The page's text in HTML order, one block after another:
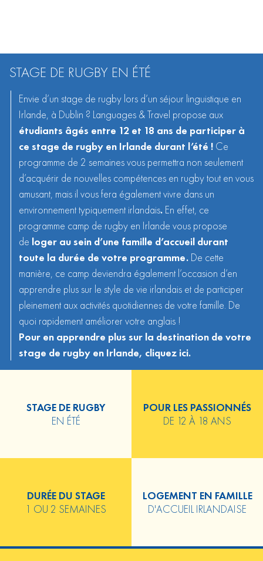
STAGE DE RUGBY EN ÉTÉ
Envie d’un stage de rugby lors d’un séjour linguistique en
Irlande, à Dublin ? Languages & Travel propose aux
étudiants âgés entre 12 et 18 ans de participer à
ce stage de rugby en Irlande durant l’été ! Ce
programme de 2 semaines vous permettra non seulement
d’acquérir de nouvelles compétences en rugby tout en vous
amusant, mais il vous fera également vivre dans un
environnement typiquement irlandais. En effet, ce
programme camp de rugby en Irlande vous propose
de loger au sein d’une famille d’accueil durant
toute la durée de votre programme. De cette
manière, ce camp deviendra également l’occasion d’en
apprendre plus sur le style de vie irlandais et de participer
pleinement aux activités quotidiennes de votre famille. De
quoi rapidement améliorer votre anglais !
Pour en apprendre plus sur la destination de votre
stage de rugby en Irlande, cliquez ici.
STAGE DE RUGBY
EN ÉTÉ
POUR LES PASSIONNÉS
DE 12 À 18 ANS
DURÉE DU STAGE
1 OU 2 SEMAINES
LOGEMENT EN FAMILLE
D'ACCUEIL IRLANDAISE